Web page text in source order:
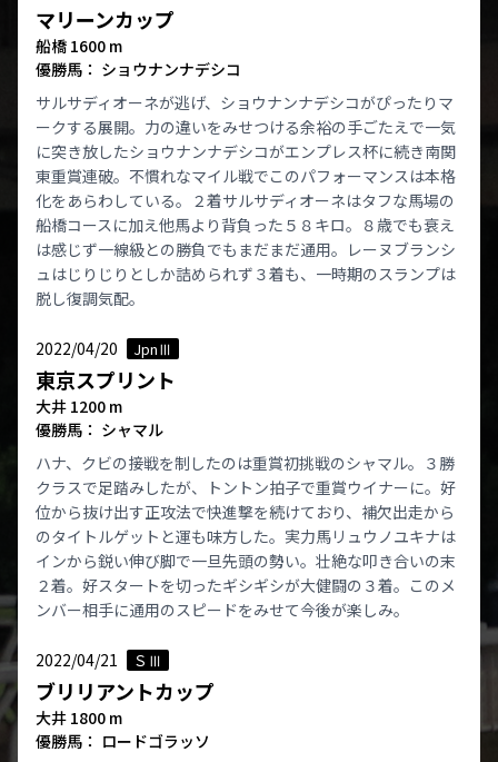
マリーンカップ
船橋 1600 m
優勝馬： ショウナンナデシコ
サルサディオーネが逃げ、ショウナンナデシコがぴったりマ
ークする展開。力の違いをみせつける余裕の手ごたえで一気
に突き放したショウナンナデシコがエンプレス杯に続き南関
東重賞連破。不慣れなマイル戦でこのパフォーマンスは本格
化をあらわしている。２着サルサディオーネはタフな馬場の
船橋コースに加え他馬より背負った５８キロ。８歳でも衰え
は感じず一線級との勝負でもまだまだ通用。レーヌブランシ
ュはじりじりとしか詰められず３着も、一時期のスランプは
脱し復調気配。
2022/04/20 JpnⅢ
東京スプリント
大井 1200 m
優勝馬： シャマル
ハナ、クビの接戦を制したのは重賞初挑戦のシャマル。３勝
クラスで足踏みしたが、トントン拍子で重賞ウイナーに。好
位から抜け出す正攻法で快進撃を続けており、補欠出走から
のタイトルゲットと運も味方した。実力馬リュウノユキナは
インから鋭い伸び脚で一旦先頭の勢い。壮絶な叩き合いの末
２着。好スタートを切ったギシギシが大健闘の３着。このメ
ンバー相手に通用のスピードをみせて今後が楽しみ。
2022/04/21 ＳⅢ
ブリリアントカップ
大井 1800 m
優勝馬： ロードゴラッソ